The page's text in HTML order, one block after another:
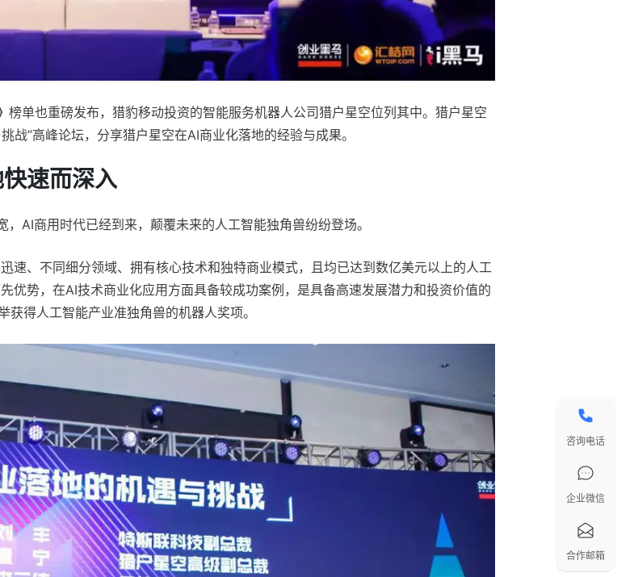
咨询电话
企业微信
合作邮箱
榜单也重磅发布，猎豹移动投资的智能服务机器人公司猎户星空位列其中。猎户星空
战”高峰论坛，分享猎户星空在AI商业化落地的经验与成果。
速而深入
AI商用时代已经到来，颠覆未来的人工智能独角兽纷纷登场。
速、不同细分领域、拥有核心技术和独特商业模式，且均已达到数亿美元以上的人工
优势，在AI技术商业化应用方面具备较成功案例，是具备高速发展潜力和投资价值的
得人工智能产业准独角兽的机器人奖项。